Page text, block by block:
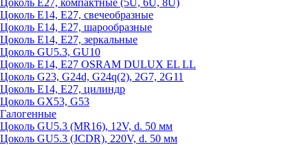
Цоколь Е27, компактные (5U, 6U, 8U)
Цоколь Е14, Е27, свечеобразные
Цоколь Е14, Е27, шарообразные
Цоколь Е14, Е27, зеркальные
Цоколь GU5.3, GU10
Цоколь Е14, Е27 OSRAM DULUX EL LL
Цоколь G23, G24d, G24q(2), 2G7, 2G11
Цоколь Е14, Е27, цилиндр
Цоколь GX53, G53
Галогенные
Цоколь GU5.3 (MR16), 12V, d. 50 мм
Цоколь GU5.3 (JCDR), 220V, d. 50 мм